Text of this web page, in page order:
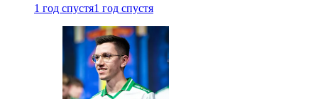
1 год спустя1 год спустя